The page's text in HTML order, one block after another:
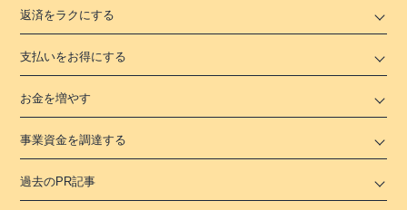
返済をラクにする
支払いをお得にする
お金を増やす
事業資金を調達する
過去のPR記事